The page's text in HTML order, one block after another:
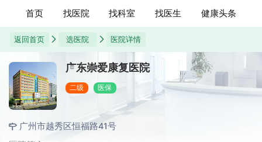
首页 找医院 找科室 找医生 健康头条
返回首页 选医院 医院详情
广东崇爱康复医院
二级 医保
广州市越秀区恒福路41号